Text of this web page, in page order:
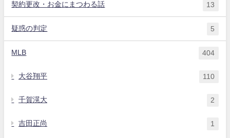
契約更改・お金にまつわる話 13
疑惑の判定 5
MLB 404
大谷翔平 110
千賀滉大 2
吉田正尚 1